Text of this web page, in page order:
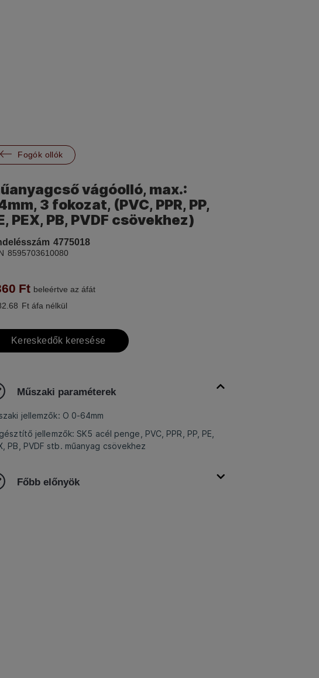
 Fogók ollók
vágóolló, max.:
3 fokozat, (PVC, PPR, PP,
PEX, PB, PVDF csövekhez)
4775018
8595703610080
Ft beleértve az áfát
Ft áfa nélkül
Kereskedők keresése
Műszaki paraméterek
jellemzők: O 0-64mm
jellemzők: SK5 acél penge, PVC, PPR, PP, PE,
PB, PVDF stb. műanyag csövekhez
Főbb előnyök